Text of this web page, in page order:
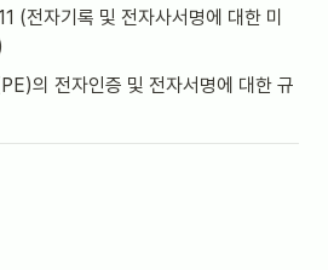
(전자기록 및 전자사서명에 대한 미
의 전자인증 및 전자서명에 대한 규